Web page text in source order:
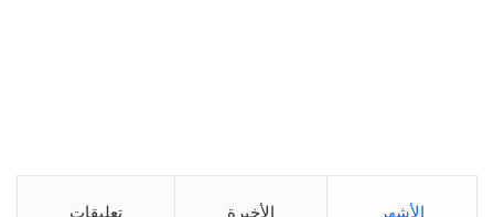
الأشهر الأخيرة تعليقات